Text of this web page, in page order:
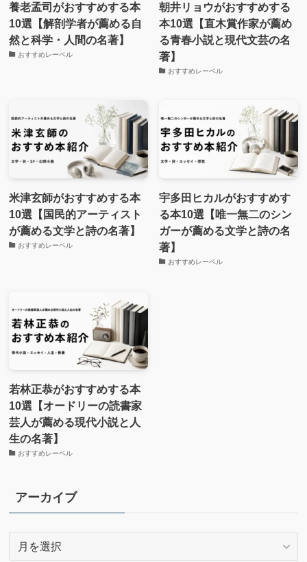
養老孟司がおすすめする本
10選【解剖学者が薦める自
然と科学・人間の名著】
おすすめレーベル
朝井リョウがおすすめする
本10選【直木賞作家が薦め
る青春小説と現代文芸の名
著】
おすすめレーベル
米津玄師がおすすめする本
10選【国民的アーティスト
が薦める文学と詩の名著】
おすすめレーベル
宇多田ヒカルがおすすめす
る本10選【唯一無二のシン
ガーが薦める文学と詩の名
著】
おすすめレーベル
若林正恭がおすすめする本
10選【オードリーの読書家
芸人が薦める現代小説と人
生の名著】
おすすめレーベル
アーカイブ